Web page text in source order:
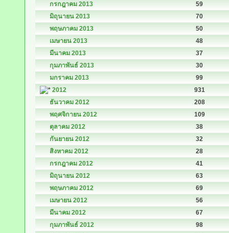
กรกฎาคม 2013
59
มิถุนายน 2013
70
พฤษภาคม 2013
50
เมษายน 2013
48
มีนาคม 2013
37
กุมภาพันธ์ 2013
30
มกราคม 2013
99
2012
931
ธันวาคม 2012
208
พฤศจิกายน 2012
109
ตุลาคม 2012
38
กันยายน 2012
32
สิงหาคม 2012
28
กรกฎาคม 2012
41
มิถุนายน 2012
63
พฤษภาคม 2012
69
เมษายน 2012
56
มีนาคม 2012
67
กุมภาพันธ์ 2012
98